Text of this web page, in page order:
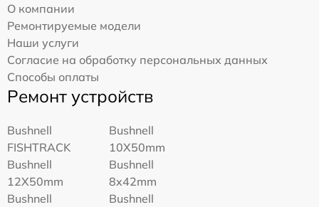
О компании
Ремонтируемые модели
Наши услуги
Согласие на обработку персональных данных
Способы оплаты
Ремонт устройств
Bushnell
FISHTRACK
Bushnell
10X50mm
Bushnell
12X50mm
Bushnell
8x42mm
Bushnell
Bushnell